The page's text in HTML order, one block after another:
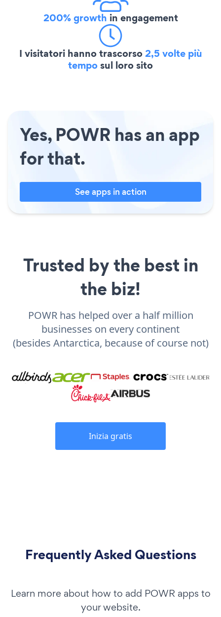
200% growth in engagement
I visitatori hanno trascorso2,5 volte più
temposul loro sito
Yes, POWR has an app
for that.
See apps in action
Trusted by the best in
the biz!
POWR has helped over a half million
businesses on every continent
(besides Antarctica, because of course not)
Inizia gratis
Frequently Asked Questions
Learn more about how to add POWR apps to
your website.